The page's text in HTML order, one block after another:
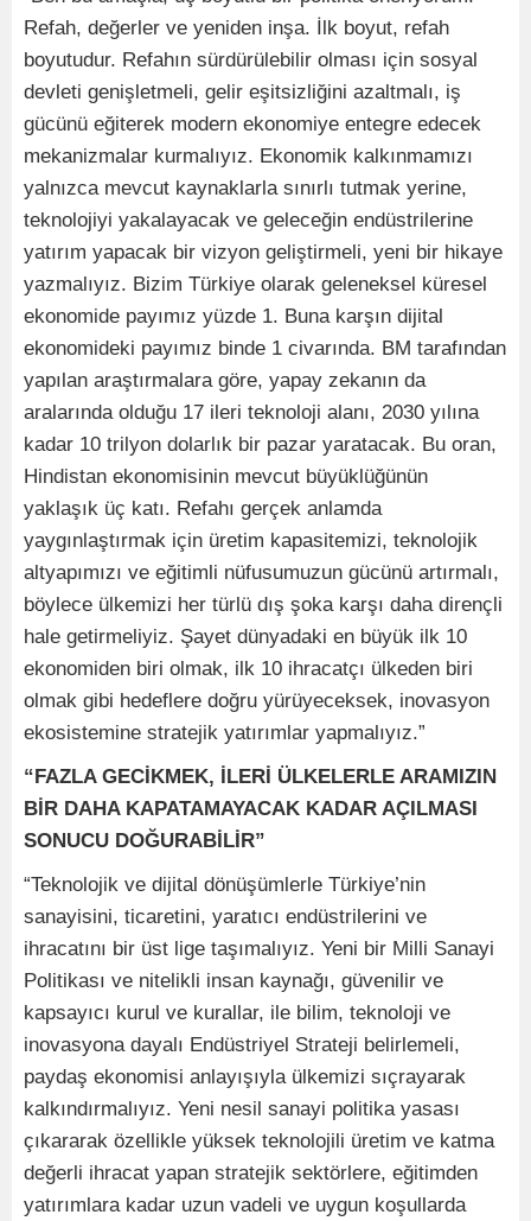
Refah, değerler ve yeniden inşa. İlk boyut, refah
boyutudur. Refahın sürdürülebilir olması için sosyal
devleti genişletmeli, gelir eşitsizliğini azaltmalı, iş
gücünü eğiterek modern ekonomiye entegre edecek
mekanizmalar kurmalıyız. Ekonomik kalkınmamızı
yalnızca mevcut kaynaklarla sınırlı tutmak yerine,
teknolojiyi yakalayacak ve geleceğin endüstrilerine
yatırım yapacak bir vizyon geliştirmeli, yeni bir hikaye
yazmalıyız. Bizim Türkiye olarak geleneksel küresel
ekonomide payımız yüzde 1. Buna karşın dijital
ekonomideki payımız binde 1 civarında. BM tarafından
yapılan araştırmalara göre, yapay zekanın da
aralarında olduğu 17 ileri teknoloji alanı, 2030 yılına
kadar 10 trilyon dolarlık bir pazar yaratacak. Bu oran,
Hindistan ekonomisinin mevcut büyüklüğünün
yaklaşık üç katı. Refahı gerçek anlamda
yaygınlaştırmak için üretim kapasitemizi, teknolojik
altyapımızı ve eğitimli nüfusumuzun gücünü artırmalı,
böylece ülkemizi her türlü dış şoka karşı daha dirençli
hale getirmeliyiz. Şayet dünyadaki en büyük ilk 10
ekonomiden biri olmak, ilk 10 ihracatçı ülkeden biri
olmak gibi hedeflere doğru yürüyeceksek, inovasyon
ekosistemine stratejik yatırımlar yapmalıyız.”
“FAZLA GECİKMEK, İLERİ ÜLKELERLE ARAMIZIN
BİR DAHA KAPATAMAYACAK KADAR AÇILMASI
SONUCU DOĞURABİLİR”
“Teknolojik ve dijital dönüşümlerle Türkiye’nin
sanayisini, ticaretini, yaratıcı endüstrilerini ve
ihracatını bir üst lige taşımalıyız. Yeni bir Milli Sanayi
Politikası ve nitelikli insan kaynağı, güvenilir ve
kapsayıcı kurul ve kurallar, ile bilim, teknoloji ve
inovasyona dayalı Endüstriyel Strateji belirlemeli,
paydaş ekonomisi anlayışıyla ülkemizi sıçrayarak
kalkındırmalıyız. Yeni nesil sanayi politika yasası
çıkararak özellikle yüksek teknolojili üretim ve katma
değerli ihracat yapan stratejik sektörlere, eğitimden
yatırımlara kadar uzun vadeli ve uygun koşullarda